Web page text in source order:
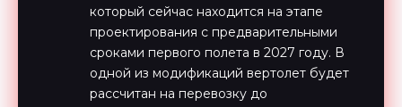
который сейчас находится на этапе
проектирования с предварительными
сроками первого полета в 2027 году. В
одной из модификаций вертолет будет
рассчитан на перевозку до